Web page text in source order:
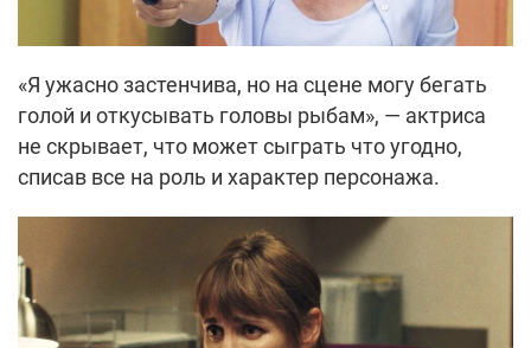
«Я ужасно застенчива, но на сцене могу бегать
голой и откусывать головы рыбам», — актриса
не скрывает, что может сыграть что угодно,
списав все на роль и характер персонажа.